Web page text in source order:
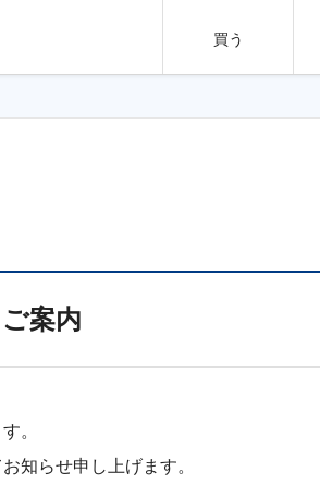
買う
案内
。
知らせ申し上げます。